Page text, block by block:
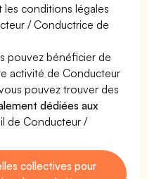
les conditions légales
/ Conductrice de
pouvez bénéficier de
activité de Conducteur
pouvez trouver des
dédiées aux
de Conducteur /
collectives pour